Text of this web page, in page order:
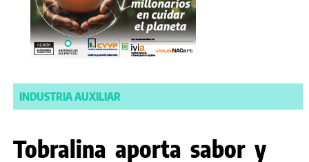
INDUSTRIA AUXILIAR
Tobralina aporta sabor y